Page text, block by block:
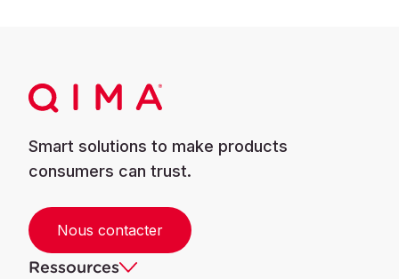
Smart solutions to make products
consumers can trust.
Nous contacter
Ressources